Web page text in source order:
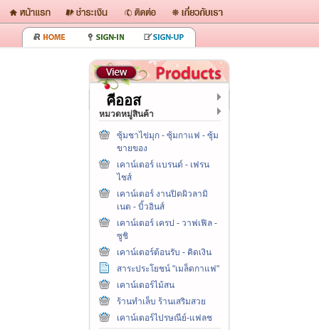
คีออส
หมวดหมู่สินค้า
ซุ้มชาไข่มุก - ซุ้มกาแฟ - ซุ้ม
ขายของ
เคาน์เตอร์ แบรนด์ - เฟรน
ไชส์
เคาน์เตอร์ งานปิดผิวลามิ
เนต - บิ้วอินส์
เคาน์เตอร์ เครป - วาฟเฟิล -
ซูชิ
เคาน์เตอร์ต้อนรับ - คิดเงิน
สาระประโยชน์ "เมล็ดกาแฟ"
เคาน์เตอร์ไม้สน
ร้านทำเล็บ ร้านเสริมสวย
เคาน์เตอร์ไปรษณีย์-แฟลช